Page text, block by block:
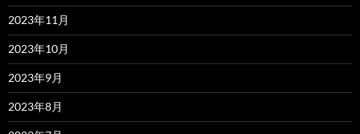
2023年11月
2023年10月
2023年9月
2023年8月